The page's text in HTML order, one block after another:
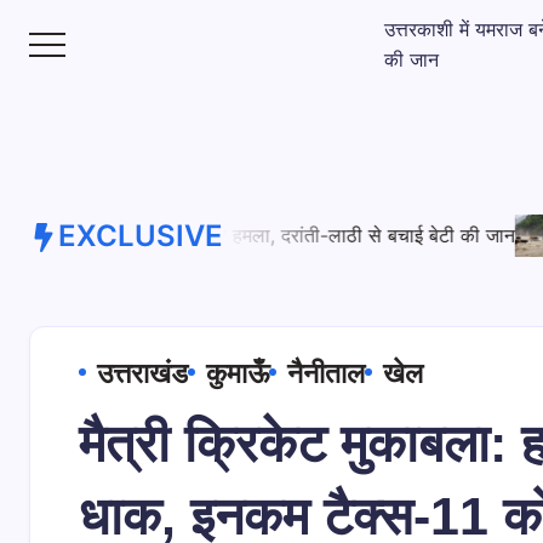
उत्तरकाशी में यमराज
की जान
EXCLUSIVE
August 6, 2026मौत के मुहाने से लौटीं जिंदगी: यमुना नदी के
उत्तराखंड कुमाऊँ नैनीताल खेल
मैत्री क्रिकेट मुकाबला:
धाक, इनकम टैक्स-11